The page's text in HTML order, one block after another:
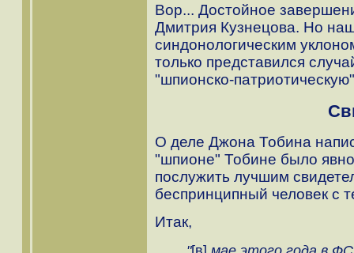
Вор... Достойное
Дмитрия Кузнецова. Но
синдонологическим
только представился
"шпионско-
О деле Джона Тобина
"шпионе" Тобине было
послужить лучшим
беспринципный человек
Итак,